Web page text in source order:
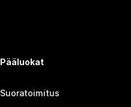
Pääluokat
Suoratoimitus